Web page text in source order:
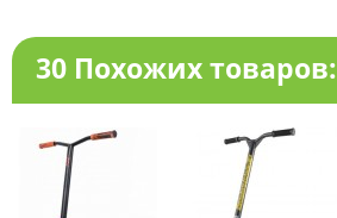
30 Похожих товаров: